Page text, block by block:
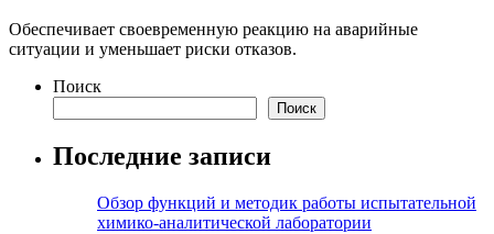
Обеспечивает своевременную реакцию на аварийные
ситуации и уменьшает риски отказов.
Поиск
Поиск
Последние записи
Обзор функций и методик работы испытательной
химико-аналитической лаборатории